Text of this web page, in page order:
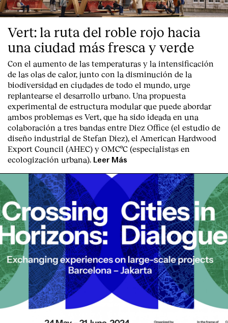
Vert: la ruta del roble rojo hacia
una ciudad más fresca y verde
Con el aumento de las temperaturas y la intensificación
de las olas de calor, junto con la disminución de la
biodiversidad en ciudades de todo el mundo, urge
replantearse el desarrollo urbano. Una propuesta
experimental de estructura modular que puede abordar
ambos problemas es Vert, que ha sido ideada en una
colaboración a tres bandas entre Diez Office (el estudio de
diseño industrial de Stefan Diez), el American Hardwood
Export Council (AHEC) y OMCºC (especialistas en
ecologización urbana). Leer Más